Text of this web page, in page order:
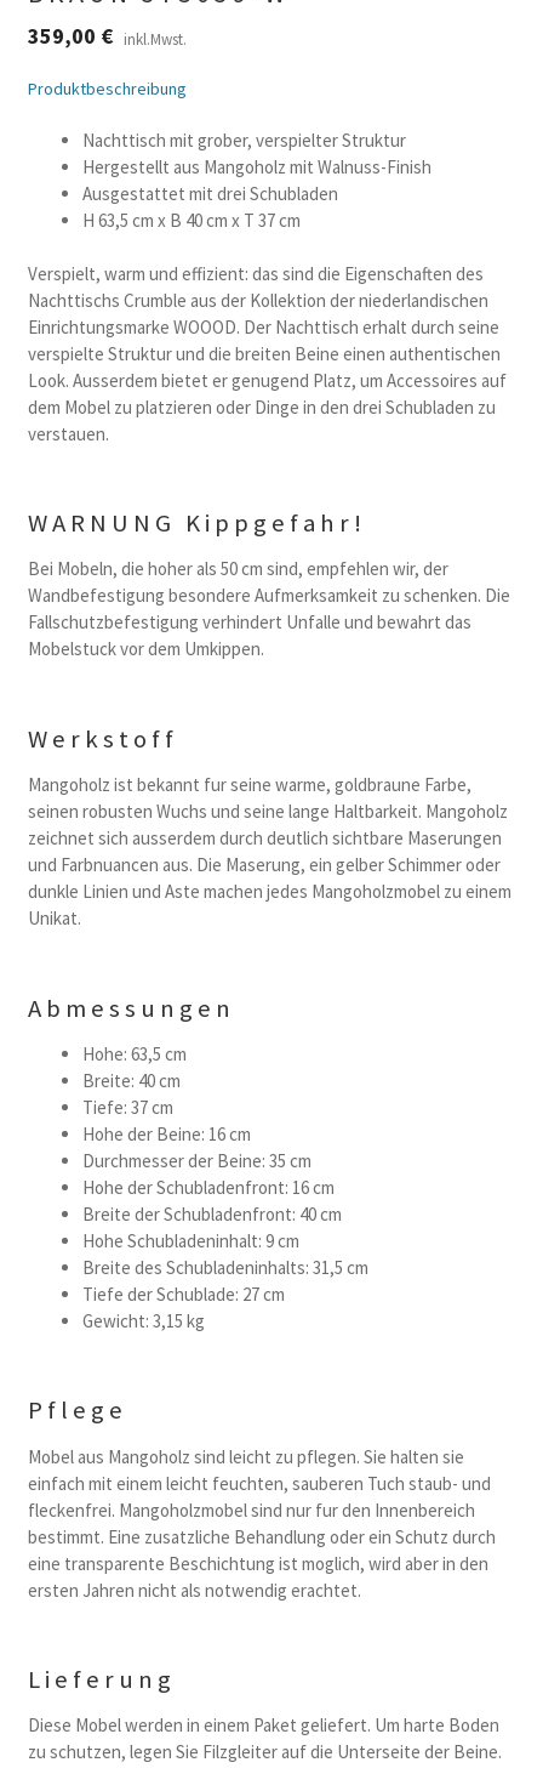
359,00 € inkl.Mwst.
Produktbeschreibung
Nachttisch mit grober, verspielter Struktur
Hergestellt aus Mangoholz mit Walnuss-Finish
Ausgestattet mit drei Schubladen
H 63,5 cm x B 40 cm x T 37 cm
Verspielt, warm und effizient: das sind die Eigenschaften des
Nachttischs Crumble aus der Kollektion der niederlandischen
Einrichtungsmarke WOOOD. Der Nachttisch erhalt durch seine
verspielte Struktur und die breiten Beine einen authentischen
Look. Ausserdem bietet er genugend Platz, um Accessoires auf
dem Mobel zu platzieren oder Dinge in den drei Schubladen zu
verstauen.
WARNUNG Kippgefahr!
Bei Mobeln, die hoher als 50 cm sind, empfehlen wir, der
Wandbefestigung besondere Aufmerksamkeit zu schenken. Die
Fallschutzbefestigung verhindert Unfalle und bewahrt das
Mobelstuck vor dem Umkippen.
Werkstoff
Mangoholz ist bekannt fur seine warme, goldbraune Farbe,
seinen robusten Wuchs und seine lange Haltbarkeit. Mangoholz
zeichnet sich ausserdem durch deutlich sichtbare Maserungen
und Farbnuancen aus. Die Maserung, ein gelber Schimmer oder
dunkle Linien und Aste machen jedes Mangoholzmobel zu einem
Unikat.
Abmessungen
Hohe: 63,5 cm
Breite: 40 cm
Tiefe: 37 cm
Hohe der Beine: 16 cm
Durchmesser der Beine: 35 cm
Hohe der Schubladenfront: 16 cm
Breite der Schubladenfront: 40 cm
Hohe Schubladeninhalt: 9 cm
Breite des Schubladeninhalts: 31,5 cm
Tiefe der Schublade: 27 cm
Gewicht: 3,15 kg
Pflege
Mobel aus Mangoholz sind leicht zu pflegen. Sie halten sie
einfach mit einem leicht feuchten, sauberen Tuch staub- und
fleckenfrei. Mangoholzmobel sind nur fur den Innenbereich
bestimmt. Eine zusatzliche Behandlung oder ein Schutz durch
eine transparente Beschichtung ist moglich, wird aber in den
ersten Jahren nicht als notwendig erachtet.
Lieferung
Diese Mobel werden in einem Paket geliefert. Um harte Boden
zu schutzen, legen Sie Filzgleiter auf die Unterseite der Beine.